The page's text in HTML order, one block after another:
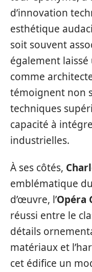
d’innovation
esthétique
soit souvent
également
comme
témoignent non
techniques
capacité à
industrielles.
À ses côtés,
emblématique
d’œuvre, l’Opéra
réussi entre le
détails
matériaux et
cet édifice un